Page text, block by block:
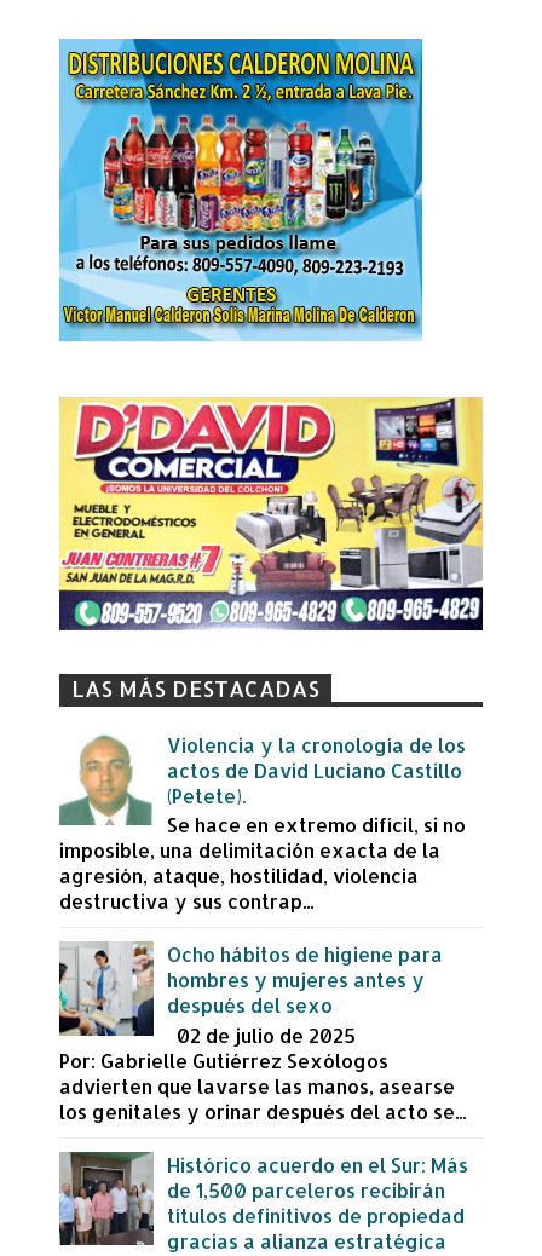
LAS MÁS DESTACADAS
Violencia y la cronología de los
actos de David Luciano Castillo
(Petete).
Se hace en extremo difícil, si no
imposible, una delimitación exacta de la
agresión, ataque, hostilidad, violencia
destructiva y sus contrap...
Ocho hábitos de higiene para
hombres y mujeres antes y
después del sexo
02 de julio de 2025
Por: Gabrielle Gutiérrez Sexólogos
advierten que lavarse las manos, asearse
los genitales y orinar después del acto se...
Histórico acuerdo en el Sur: Más
de 1,500 parceleros recibirán
títulos definitivos de propiedad
gracias a alianza estratégica